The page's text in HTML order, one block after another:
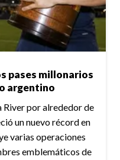
pases millonarios
argentino
River por alrededor de
un nuevo récord en
varias operaciones
emblemáticos de